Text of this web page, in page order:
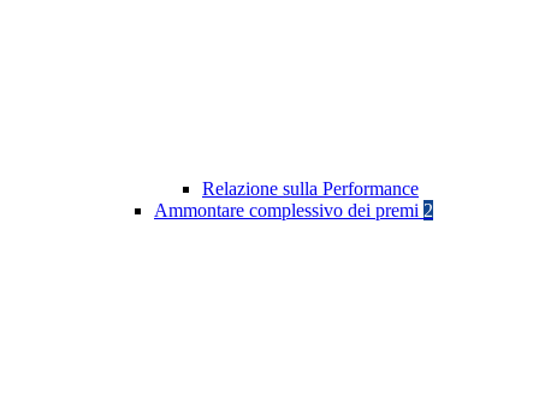
Relazione sulla Performance
Ammontare complessivo dei premi 2